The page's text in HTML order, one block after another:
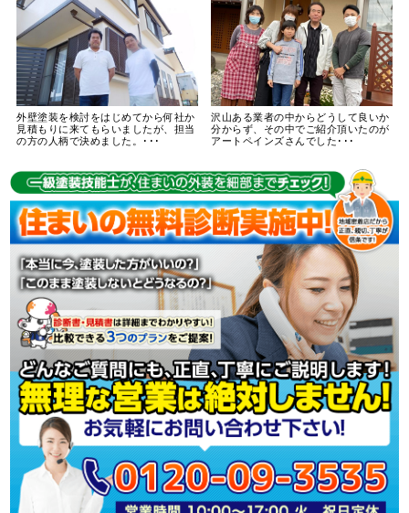
外壁塗装を検討をはじめてから何社か
見積もりに来てもらいましたが、担当
の方の人柄で決めました。･･･
沢山ある業者の中からどうして良いか
分からず、その中でご紹介頂いたのが
アートペインズさんでした･･･